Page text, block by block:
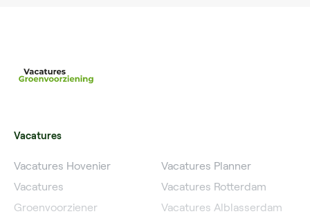
Vacatures
Vacatures Hovenier
Vacatures
Groenvoorziener
Vacatures Planner
Vacatures Rotterdam
Vacatures Alblasserdam